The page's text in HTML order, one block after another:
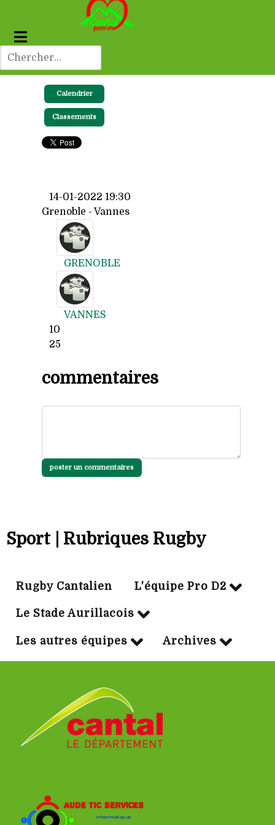
Calendrier
Classements
14-01-2022 19:30
Grenoble - Vannes
GRENOBLE
VANNES
10
25
commentaires
poster un commentaires
Sport | Rubriques Rugby
Rugby Cantalien L'équipe Pro D2
Le Stade Aurillacois
Les autres équipes Archives